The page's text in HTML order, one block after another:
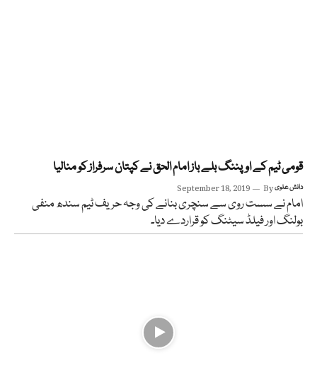
قومی ٹیم کے اوپننگ بلے باز امام الحق نے کپتان سرفراز کو منالیا
September 18, 2019 Byدانش علوی
امام نے سست روی سے سنچری بنانے کی وجہ حریف ٹیم سندھ منفی
بولنگ اور فیلڈ سیٹنگ کو قراردے دیا۔